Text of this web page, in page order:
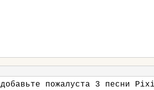
добавьте пожалуста 3 песни